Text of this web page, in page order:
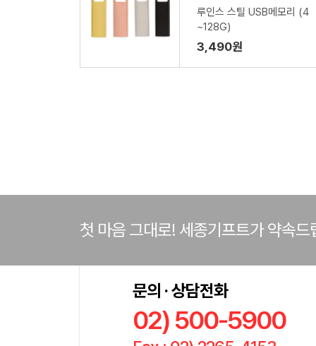
루인스 스틸 USB메모리 (4
~128G)
3,490원
첫 마음 그대로! 세종기프트가 약속드
문의 · 상담전화
02) 500-5900